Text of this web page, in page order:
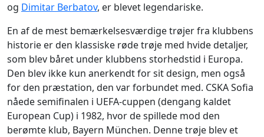
og Dimitar Berbatov, er blevet legendariske.
En af de mest bemærkelsesværdige trøjer fra klubbens
historie er den klassiske røde trøje med hvide detaljer,
som blev båret under klubbens storhedstid i Europa.
Den blev ikke kun anerkendt for sit design, men også
for den præstation, den var forbundet med. CSKA Sofia
nåede semifinalen i UEFA-cuppen (dengang kaldet
European Cup) i 1982, hvor de spillede mod den
berømte klub, Bayern München. Denne trøje blev et